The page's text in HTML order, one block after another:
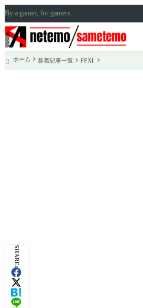
By a gamer, for gamers.
 ホーム 新着記事一覧 FFXI
SHARE: